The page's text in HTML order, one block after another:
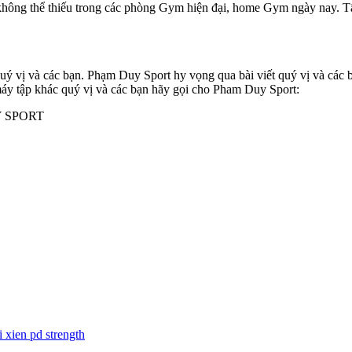
thể thiếu trong các phòng Gym hiện đại, home Gym ngày nay.
và các bạn. Phạm Duy Sport hy vọng qua bài viết quý vị và các
tập khác quý vị và các bạn hãy gọi cho Pham Duy Sport:
xien pd strength